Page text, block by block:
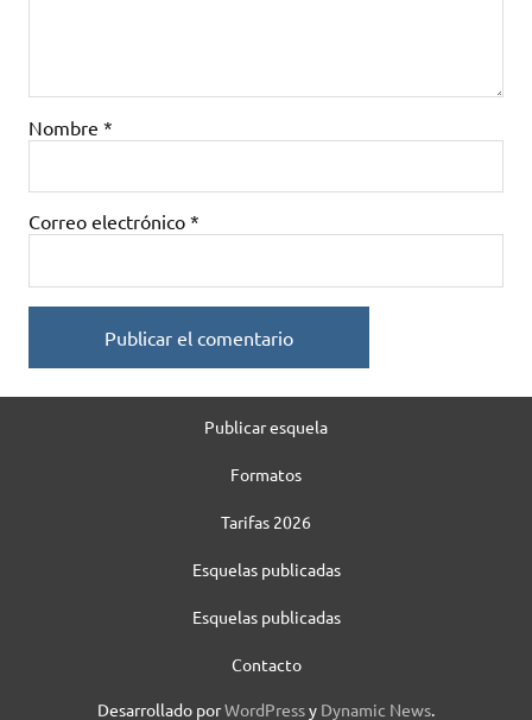
Nombre *
Correo electrónico *
Publicar esquela
Formatos
Tarifas 2026
Esquelas publicadas
Esquelas publicadas
Contacto
Desarrollado porWordPressy Dynamic News.